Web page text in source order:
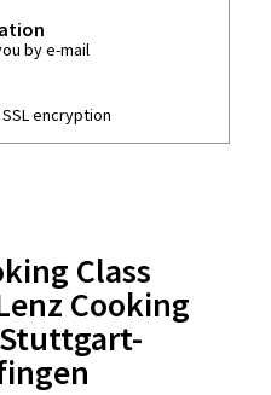
by e-mail
encryption
Class
Cooking